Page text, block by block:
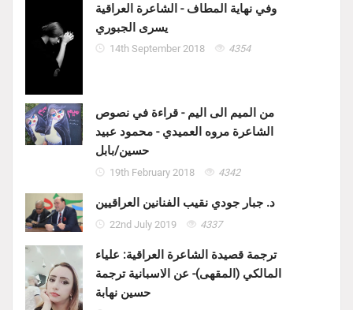
وفي نهاية المطاف - الشاعرة العراقية
يسرى الجبوري
14th September 2018 4354
من الميم الى اليم - قراءة في نصوص
الشاعرة مروه العميدي - محمود عبيد
حسين/بابل
19th February 2018 4342
د. جبار جودي نقيب الفنانين العراقيين
22nd July 2019 4337
ترجمة قصيدة الشاعرة العراقية: علياء
المالكي (المقهى)- عن الاسبانية ترجمة
حسين نهابة